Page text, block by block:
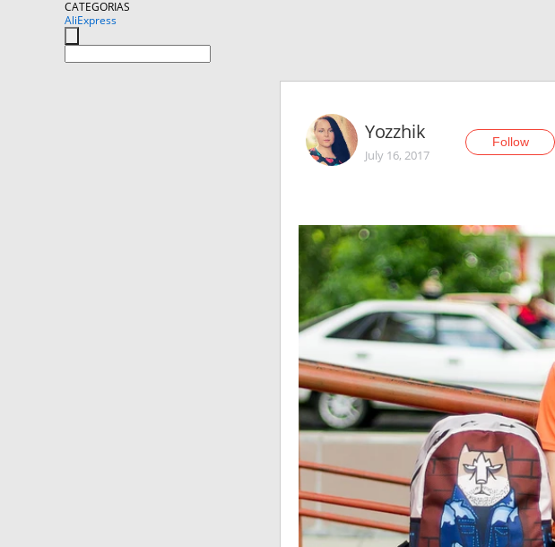
CATEGORIAS
AliExpress
Yozzhik
July 16, 2017
Follow